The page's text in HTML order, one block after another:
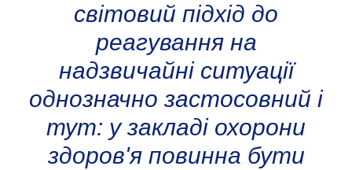
світовий підхід до
реагування на
надзвичайні ситуації
однозначно застосовний і
тут: у закладі охорони
здоров'я повинна бути